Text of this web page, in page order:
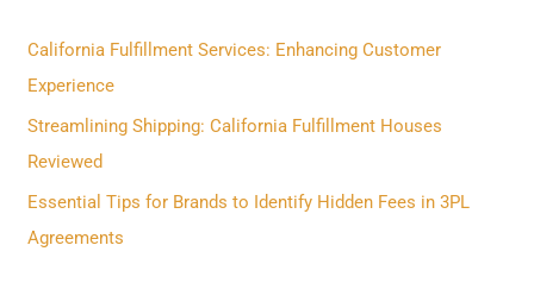
f
o
r
:
California Fulfillment Services: Enhancing Customer
Experience
Streamlining Shipping: California Fulfillment Houses
Reviewed
Essential Tips for Brands to Identify Hidden Fees in 3PL
Agreements